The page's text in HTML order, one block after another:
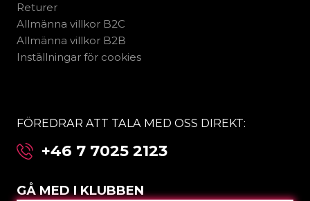
Returer
Allmänna villkor B2C
Allmänna villkor B2B
Inställningar för cookies
FÖREDRAR ATT TALA MED OSS DIREKT:
+46 7 7025 2123
GÅ MED I KLUBBEN